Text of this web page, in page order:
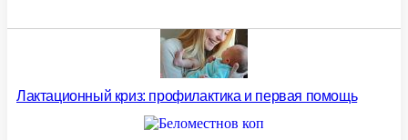
Лактационный криз: профилактика и первая помощь